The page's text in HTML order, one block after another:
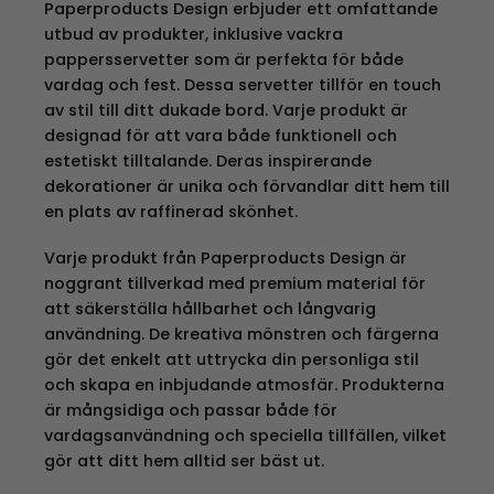
Paperproducts Design erbjuder ett omfattande
utbud av produkter, inklusive vackra
pappersservetter som är perfekta för både
vardag och fest. Dessa servetter tillför en touch
av stil till ditt dukade bord. Varje produkt är
designad för att vara både funktionell och
estetiskt tilltalande. Deras inspirerande
dekorationer är unika och förvandlar ditt hem till
en plats av raffinerad skönhet.
Varje produkt från Paperproducts Design är
noggrant tillverkad med premium material för
att säkerställa hållbarhet och långvarig
användning. De kreativa mönstren och färgerna
gör det enkelt att uttrycka din personliga stil
och skapa en inbjudande atmosfär. Produkterna
är mångsidiga och passar både för
vardagsanvändning och speciella tillfällen, vilket
gör att ditt hem alltid ser bäst ut.